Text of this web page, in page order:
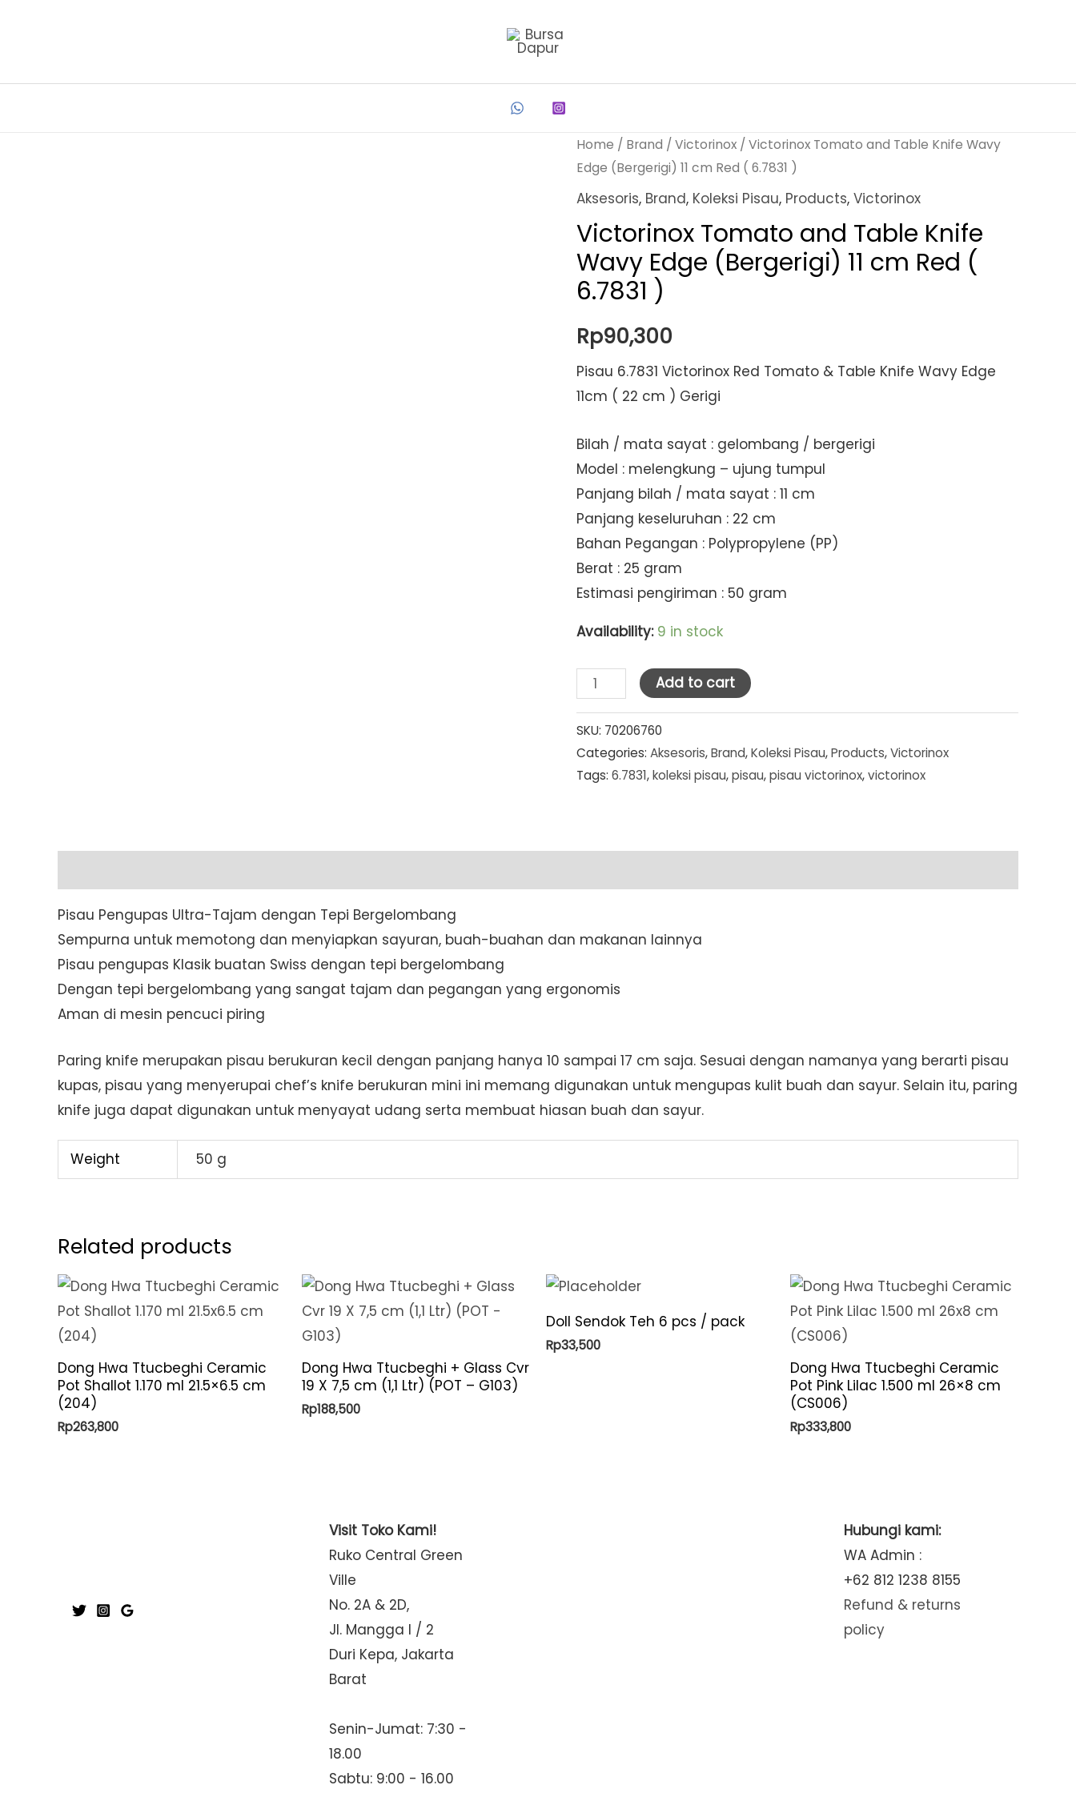
Home / Brand / Victorinox / Victorinox Tomato and Table Knife Wavy
Edge (Bergerigi) 11 cm Red ( 6.7831 )
Aksesoris, Brand, Koleksi Pisau, Products, Victorinox
Victorinox Tomato and Table Knife
Wavy Edge (Bergerigi) 11 cm Red (
6.7831 )
Rp90,300
Pisau 6.7831 Victorinox Red Tomato & Table Knife Wavy Edge
11cm ( 22 cm ) Gerigi
Bilah / mata sayat : gelombang / bergerigi
Model : melengkung – ujung tumpul
Panjang bilah / mata sayat : 11 cm
Panjang keseluruhan : 22 cm
Bahan Pegangan : Polypropylene (PP)
Berat : 25 gram
Estimasi pengiriman : 50 gram
Availability: 9 in stock
Victorinox
Tomato
and
Table
Knife
(Bergerigi)
Add to cart
SKU: 70206760
Categories: Aksesoris,Brand,Koleksi Pisau,Products,Victorinox
Tags: 6.7831,koleksi pisau,pisau,pisau victorinox,victorinox
Pisau Pengupas Ultra-Tajam dengan Tepi Bergelombang
Sempurna untuk memotong dan menyiapkan sayuran, buah-buahan dan makanan lainnya
Pisau pengupas Klasik buatan Swiss dengan tepi bergelombang
Dengan tepi bergelombang yang sangat tajam dan pegangan yang ergonomis
Aman di mesin pencuci piring
Paring knife merupakan pisau berukuran kecil dengan panjang hanya 10 sampai 17 cm saja. Sesuai dengan namanya yang berarti pisau
kupas, pisau yang menyerupai chef’s knife berukuran mini ini memang digunakan untuk mengupas kulit buah dan sayur. Selain itu, paring
knife juga dapat digunakan untuk menyayat udang serta membuat hiasan buah dan sayur.
Weight 50 g
Related products
Dong Hwa Ttucbeghi Ceramic
Pot Shallot 1.170 ml 21.5×6.5 cm
(204)
Rp263,800
Dong Hwa Ttucbeghi + Glass Cvr
19 X 7,5 cm (1,1 Ltr) (POT – G103)
Rp188,500
Doll Sendok Teh 6 pcs / pack
Rp33,500
Dong Hwa Ttucbeghi Ceramic
Pot Pink Lilac 1.500 ml 26×8 cm
(CS006)
Rp333,800
Visit Toko Kami!
Ruko Central Green
Ville
No. 2A & 2D,
Jl. Mangga I / 2
Duri Kepa, Jakarta
Barat
Senin-Jumat: 7:30 -
18.00
Sabtu: 9:00 - 16.00
Hubungi kami:
WA Admin :
+62 812 1238 8155
Refund & returns
policy